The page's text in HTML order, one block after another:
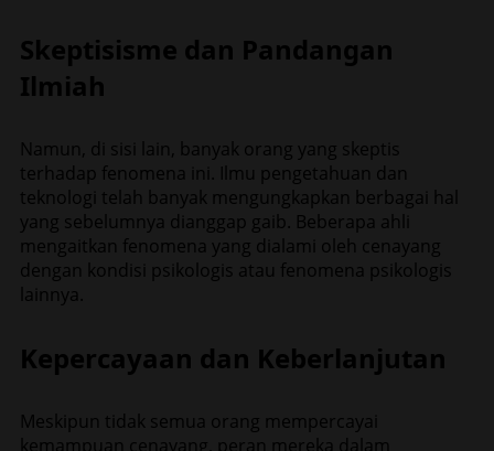
Skeptisisme dan Pandangan
Ilmiah
Namun, di sisi lain, banyak orang yang skeptis
terhadap fenomena ini. Ilmu pengetahuan dan
teknologi telah banyak mengungkapkan berbagai hal
yang sebelumnya dianggap gaib. Beberapa ahli
mengaitkan fenomena yang dialami oleh cenayang
dengan kondisi psikologis atau fenomena psikologis
lainnya.
Kepercayaan dan Keberlanjutan
Meskipun tidak semua orang mempercayai
kemampuan cenayang, peran mereka dalam